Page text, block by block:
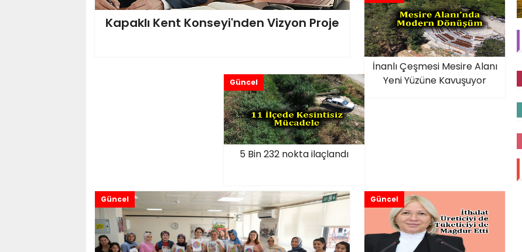
Kapaklı Kent Konseyi'nden Vizyon Proje
İnanlı Çeşmesi Mesire Alanı
Yeni Yüzüne Kavuşuyor
Güncel
5 Bin 232 nokta ilaçlandı
Güncel Güncel